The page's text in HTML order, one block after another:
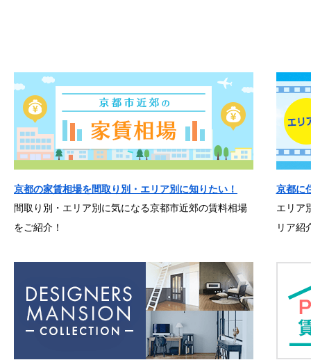
京都の家賃相場を間取り別・エリア別に知りたい！
間取り別・エリア別に気になる京都市近郊の賃料相場
をご紹介！
京都に
エリア
リア紹